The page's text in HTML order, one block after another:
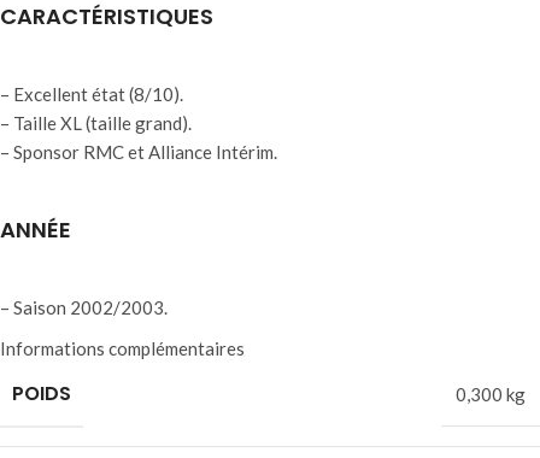
CARACTÉRISTIQUES
– Excellent état (8/10).
– Taille XL (taille grand).
– Sponsor RMC et Alliance Intérim.
ANNÉE
– Saison 2002/2003.
Informations complémentaires
POIDS 0,300 kg